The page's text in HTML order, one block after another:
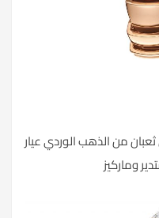
من الذهب الوردي عيار